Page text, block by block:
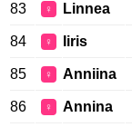
83 ♀ Linnea
84 ♀ Iiris
85 ♀ Anniina
86 ♀ Annina